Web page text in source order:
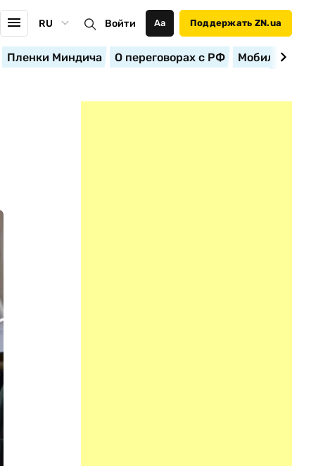
RU Войти Аа Поддержать ZN.ua
Пленки Миндича О переговорах с РФ